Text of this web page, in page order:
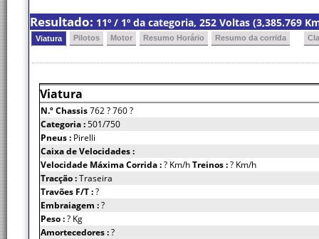
Resultado: 11º / 1º da categoria, 252 Voltas (3,385.769
Viatura Pilotos Motor Resumo Horário Resumo da corrida
Viatura
N.º Chassis762 ? 760 ?
Categoria :501/750
Pneus : Pirelli
Caixa de Velocidades :
Velocidade Máxima Corrida :? Km/hTreinos :? Km/h
Tracção :Traseira
Travões F/T :?
Embraiagem :?
Peso :? Kg
Amortecedores :?